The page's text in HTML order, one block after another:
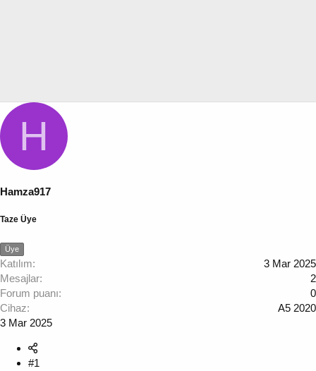
H
Hamza917
Taze Üye
Üye
Katılım
3 Mar 2025
Mesajlar
2
Forum puanı
0
Cihaz
A5 2020
3 Mar 2025
#1